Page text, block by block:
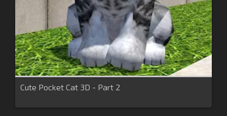
Cute Pocket Cat 3D - Part 2